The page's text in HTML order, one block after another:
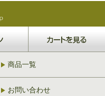
商品一覧
お問い合わせ